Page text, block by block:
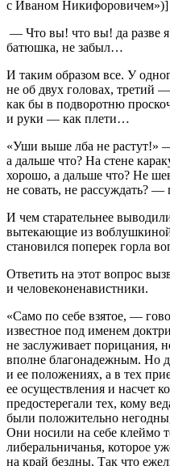
с Иваном Никифоровичем»)]
— Что вы! что вы! да разве я
батюшка, не забыл…
И таким образом все. У
не об двух головах, третий
как бы в подворотню
и руки — как плети…
«Уши выше лба не растут!»
а дальше что? На стене
хорошо, а дальше что? Не
не совать, не рассуждать? —
И чем старательнее
вытекающие из
становился поперек горла
Ответить на этот вопрос
и человеконенавистники.
«Само по себе взятое, —
известное под именем
не заслуживает порицания,
вполне благонадежным. Но
и ее положениях, а в тех
ее осуществления и насчет
предостерегали тех, кому
были положительно
Они носили на себе клеймо
либеральничанья, которое
на край бездны. Так что